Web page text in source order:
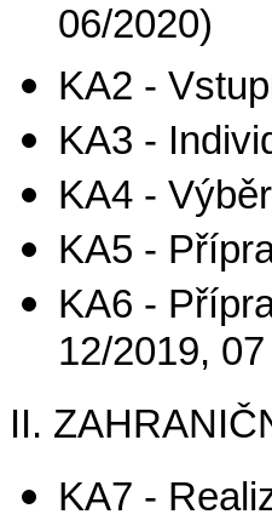
06/2020)
KA2 -
KA3 -
KA4 -
KA5 -
KA6 -
12/2019,
II.
KA7 -